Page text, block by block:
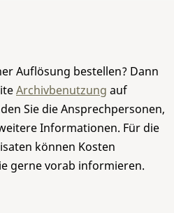
Auflösung bestellen? Dann
Archivbenutzung auf
Sie die Ansprechpersonen,
Informationen. Für die
können Kosten
gerne vorab informieren.